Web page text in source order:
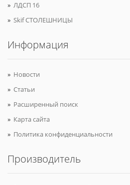
ЛДСП 16
Skif СТОЛЕШНИЦЫ
Информация
Новости
Статьи
Расширенный поиск
Карта сайта
Политика конфиденциальности
Производитель